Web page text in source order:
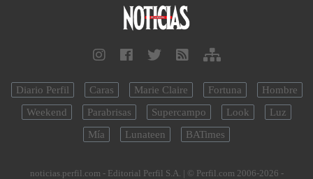
Diario Perfil Caras Marie Claire Fortuna
Hombre
Weekend
Parabrisas Supercampo Look
Luz
Mía
Lunateen BATimes
noticias.perfil.com - Editorial Perfil S.A. | © Perfil.com 2006-2026 -